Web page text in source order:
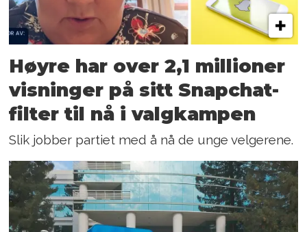
Høyre har over 2,1 millioner
visninger på sitt Snapchat-
filter til nå i valgkampen
Slik jobber partiet med å nå de unge velgerene.